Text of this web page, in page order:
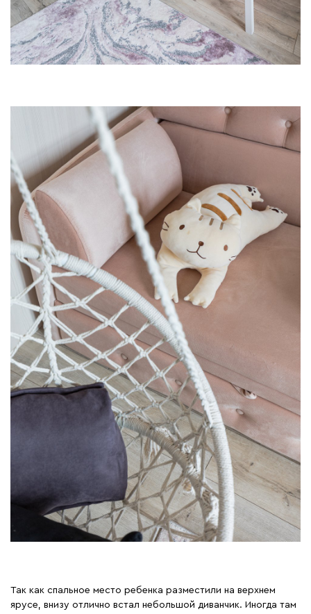
Так как спальное место ребенка разместили на верхнем
ярусе, внизу отлично встал небольшой диванчик. Иногда там